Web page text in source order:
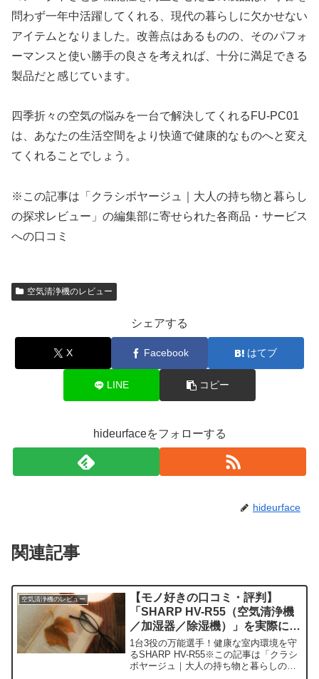
問わず一年中活躍してくれる、現代の暮らしに欠かせない
アイテムとなりました。改善点はあるものの、そのパフォ
ーマンスと使い勝手の良さを考えれば、十分に満足できる
製品だと感じています。
四季折々の空気の悩みを一台で解決してくれるFU-PC01
は、あなたの生活空間をより快適で健康的なものへと変え
てくれることでしょう。
※この記事は「クラシボヤージュ｜大人の持ち物と暮らし
の探求レビュー」の編集部に寄せられた各商品・サービス
への口コミ
空気清浄機のレビュー
シェアする
X Facebook はてブ
LINE コピー
hideurfaceをフォローする
hideurface
関連記事
空気清浄機のレビュー
【モノ好きの口コミ・評判】
「SHARP HV-R55（空気清浄機
／加湿器／除湿機）」を実際に使
ってみた正直感想
1台3役の万能選手！健康な室内環境を守
るSHARP HV-R55※この記事は「クラシ
ボヤージュ｜大人の持ち物と暮らしの探